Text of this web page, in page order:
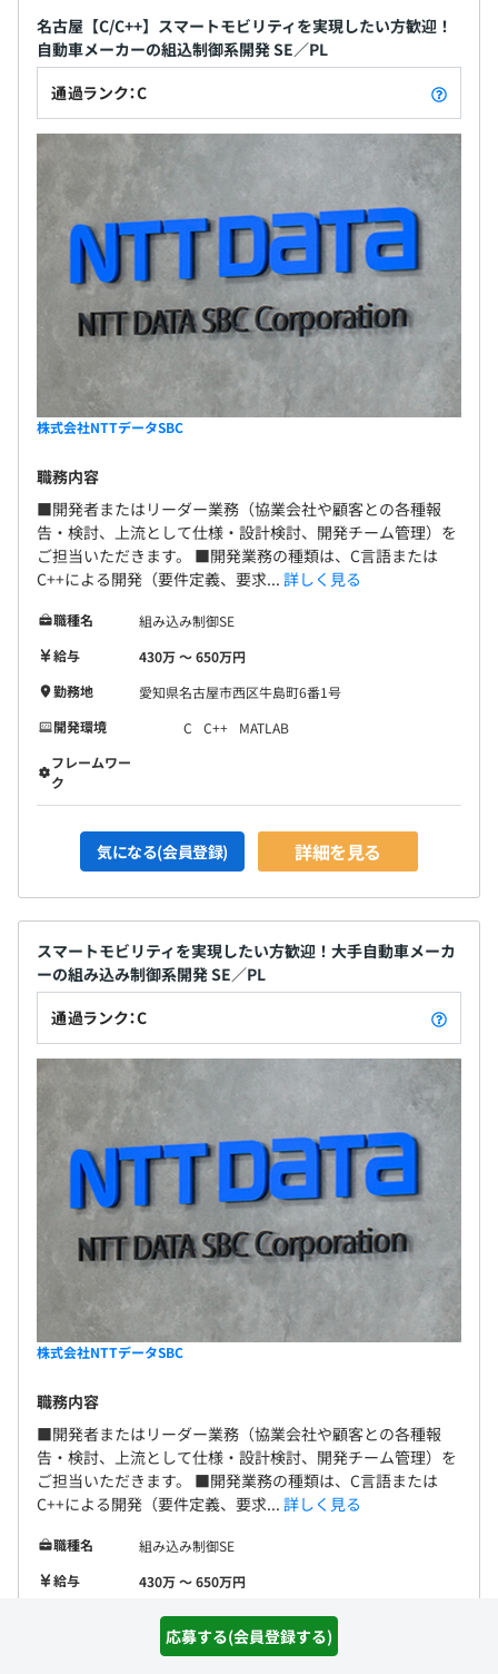
応募する(会員登録する)
名古屋【C/C++】スマートモビリティを実現したい方歓迎！
自動車メーカーの組込制御系開発 SE／PL
通過ランク：C
株式会社NTTデータSBC
職務内容
■開発者またはリーダー業務（協業会社や顧客との各種報
告・検討、上流として仕様・設計検討、開発チーム管理）を
ご担当いただきます。 ■開発業務の種類は、C言語または
C++による開発（要件定義、要求... 詳しく見る
職種名
組み込み制御SE
給与
430万 〜 650万円
勤務地
愛知県名古屋市西区牛島町6番1号
開発環境
C C++
MATLAB
フレームワー
ク
気になる(会員登録) 詳細を見る
スマートモビリティを実現したい方歓迎！大手自動車メーカ
ーの組み込み制御系開発 SE／PL
通過ランク：C
株式会社NTTデータSBC
職務内容
■開発者またはリーダー業務（協業会社や顧客との各種報
告・検討、上流として仕様・設計検討、開発チーム管理）を
ご担当いただきます。 ■開発業務の種類は、C言語または
C++による開発（要件定義、要求... 詳しく見る
職種名
組み込み制御SE
給与
430万 〜 650万円
東京都江東区豊洲3丁目3番3号
C C++ MATLAB